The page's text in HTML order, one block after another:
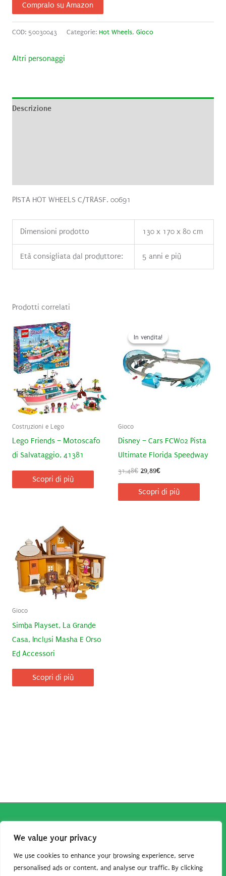
We value your privacy
We use cookies to enhance your browsing experience, serve
personalised ads or content, and analyse our traffic. By clicking
Compralo su Amazon
COD: 50030043 Categorie: Hot Wheels, Gioco
Altri personaggi
Descrizione
PISTA HOT WHEELS C/TRASF. 00691
Dimensioni prodotto 130 x 170 x 80 cm
Età consigliata dal produttore: 5 anni e più
Prodotti correlati
Costruzioni e Lego
Lego Friends – Motoscafo
di Salvataggio, 41381
Scopri di più
In vendita!
In vendita!
Gioco
Disney – Cars FCW02 Pista
Ultimate Florida Speedway
31,48€ Il
originale
29,89€Il
attuale
Scopri di più
Gioco
Simba Playset, La Grande
Casa, Inclusi Masha E Orso
Ed Accessori
Scopri di più
associato Amazon percepisce dei ricavi da acquisti idonei.
Tutti i guadagni sono direttamente reinvestiti in questo sito
per continuare a condividere tutorial e risorse per gli amanti